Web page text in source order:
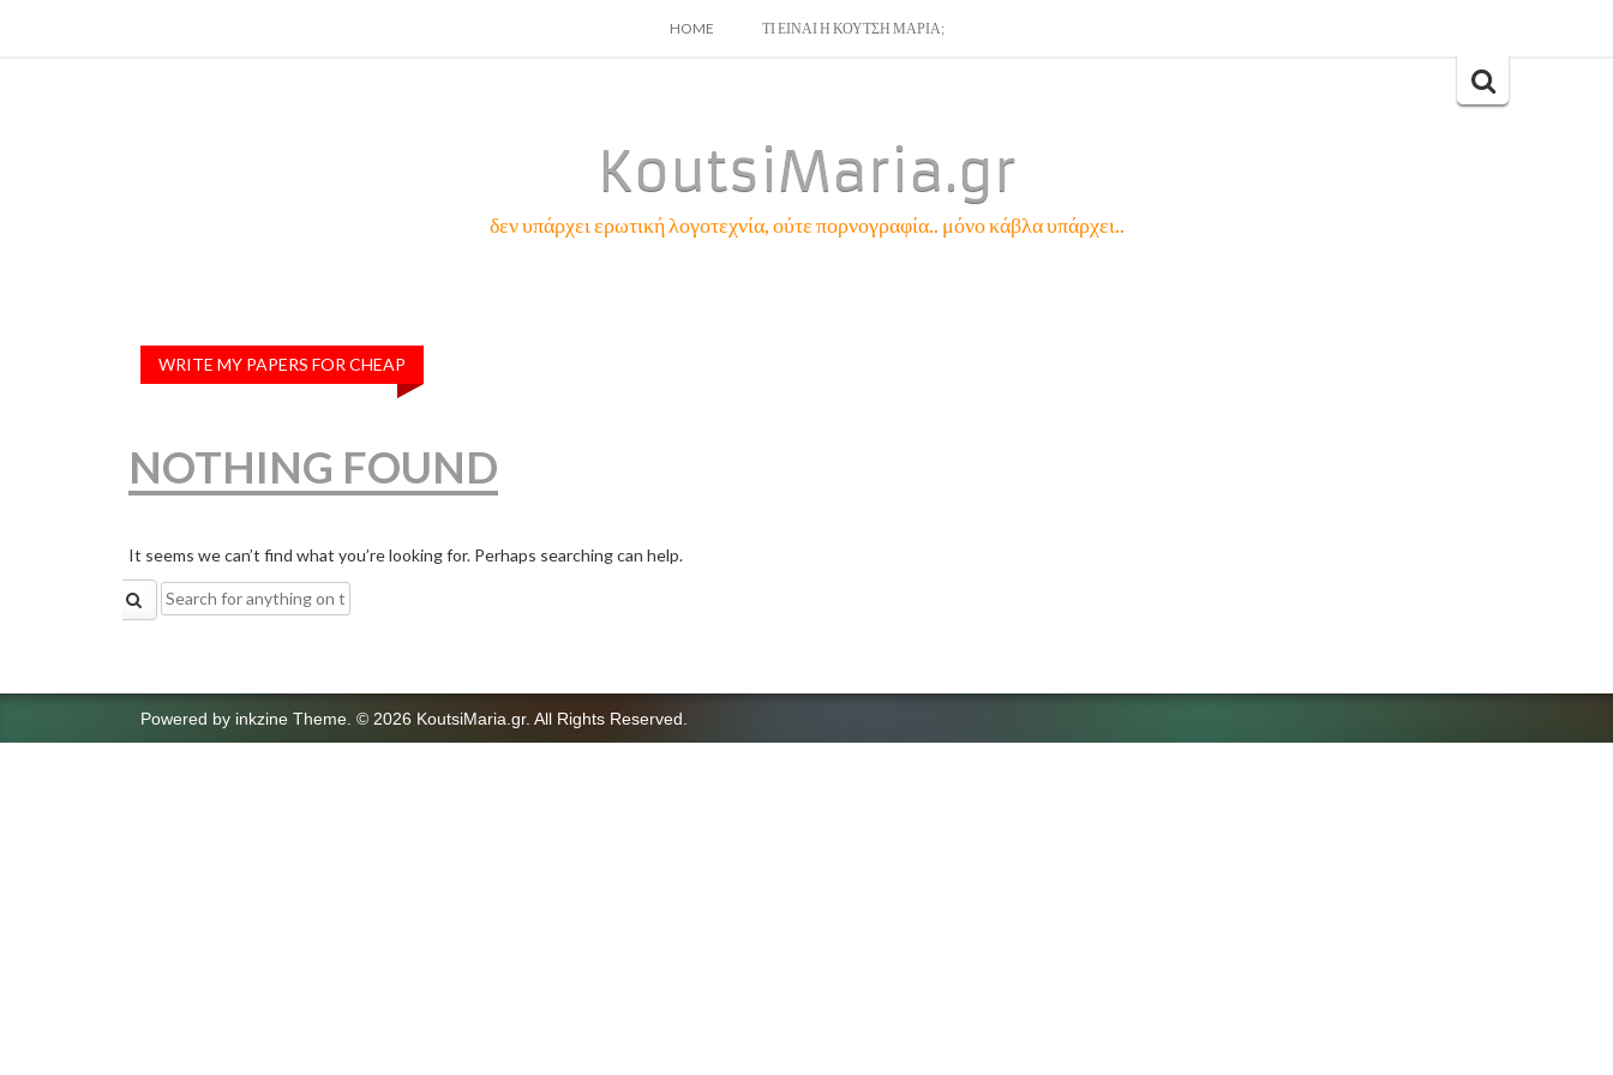
SKIP
HOME ΤΙ ΕΙΝΑΙ Η ΚΟΥΤΣΗ ΜΑΡΙΑ;
Search
KoutsiMaria.gr
δεν υπάρχει ερωτική λογοτεχνία, ούτε πορνογραφία.. μόνο κάβλα υπάρχει..
WRITE MY PAPERS FOR CHEAP
NOTHING FOUND
It seems we can’t find what you’re looking for. Perhaps searching can help.
Search
for:
Powered by inkzine Theme © 2026 KoutsiMaria.gr. All Rights Reserved.